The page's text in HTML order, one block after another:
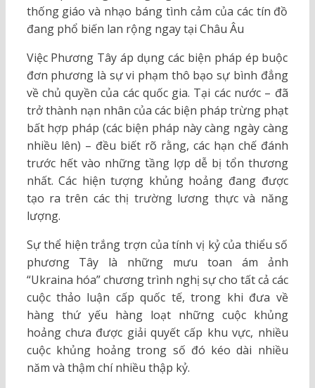
thống giáo và nhạo báng tình cảm của các tín đồ
đang phổ biến lan rộng ngay tại Châu Âu
Việc Phương Tây áp dụng các biện pháp ép buộc
đơn phương là sự vi phạm thô bạo sự bình đẳng
về chủ quyền của các quốc gia. Tại các nước – đã
trở thành nạn nhân của các biện pháp trừng phạt
bất hợp pháp (các biện pháp này càng ngày càng
nhiều lên) – đều biết rõ rằng, các hạn chế đánh
trước hết vào những tầng lợp dễ bị tổn thương
nhất. Các hiện tượng khủng hoảng đang được
tạo ra trên các thị trường lương thực và năng
lượng.
Sự thể hiện trắng trợn của tính vị kỷ của thiểu số
phương Tây là những mưu toan ám ảnh
“Ukraina hóa” chương trình nghị sự cho tất cả các
cuộc thảo luận cấp quốc tế, trong khi đưa về
hàng thứ yếu hàng loạt những cuộc khủng
hoảng chưa được giải quyết cấp khu vực, nhiều
cuộc khủng hoảng trong số đó kéo dài nhiều
năm và thậm chí nhiều thập kỷ.